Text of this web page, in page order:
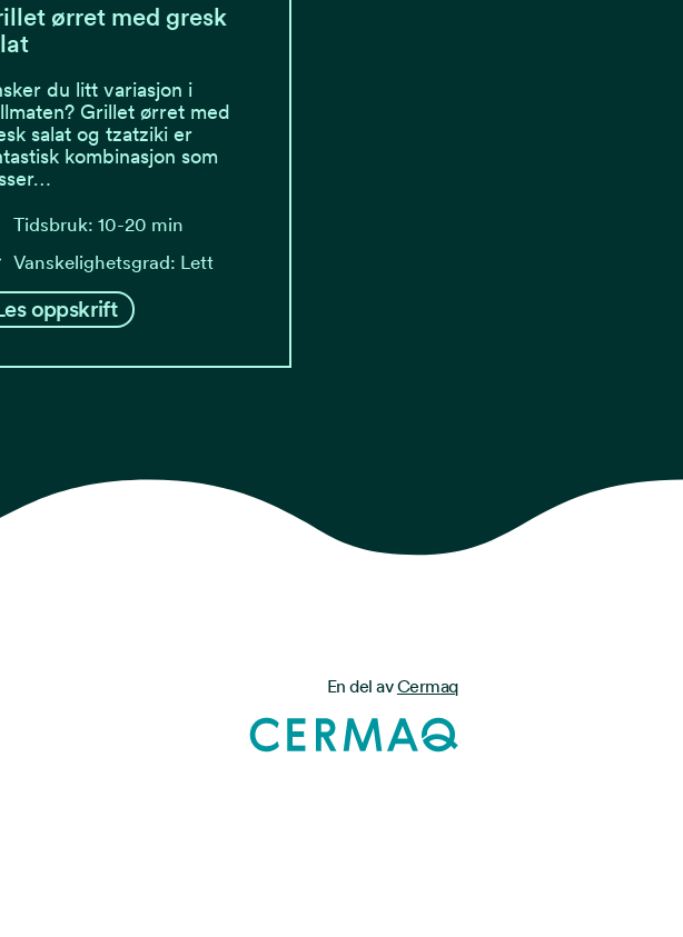
ørret med gresk
du litt variasjon i
Grillet ørret med
salat og tzatziki er
kombinasjon som
Tidsbruk: 10-20 min
Vanskelighetsgrad: Lett
oppskrift
En del avCermaq